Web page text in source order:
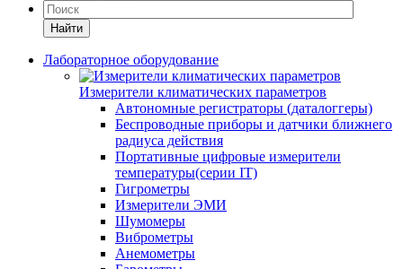
Найти
Лабораторное оборудование
Измерители климатических параметров
Автономные регистраторы (даталоггеры)
Беспроводные приборы и датчики ближнего
радиуса действия
Портативные цифровые измерители
температуры(серии IT)
Гигрометры
Измерители ЭМИ
Шумомеры
Виброметры
Анемометры